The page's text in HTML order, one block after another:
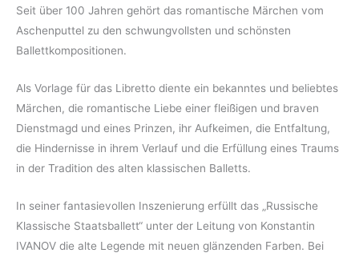
Seit über 100 Jahren gehört das romantische Märchen vom
Aschenputtel zu den schwungvollsten und schönsten
Ballettkompositionen.
Als Vorlage für das Libretto diente ein bekanntes und beliebtes
Märchen, die romantische Liebe einer fleißigen und braven
Dienstmagd und eines Prinzen, ihr Aufkeimen, die Entfaltung,
die Hindernisse in ihrem Verlauf und die Erfüllung eines Traums
in der Tradition des alten klassischen Balletts.
In seiner fantasievollen Inszenierung erfüllt das „Russische
Klassische Staatsballett“ unter der Leitung von Konstantin
IVANOV die alte Legende mit neuen glänzenden Farben. Bei